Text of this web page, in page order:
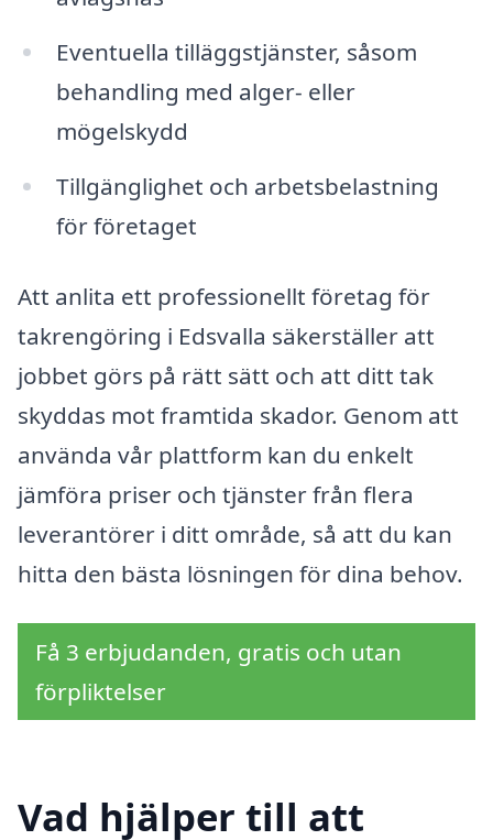
Eventuella tilläggstjänster, såsom
behandling med alger- eller
mögelskydd
Tillgänglighet och arbetsbelastning
för företaget
Att anlita ett professionellt företag för
takrengöring i Edsvalla säkerställer att
jobbet görs på rätt sätt och att ditt tak
skyddas mot framtida skador. Genom att
använda vår plattform kan du enkelt
jämföra priser och tjänster från flera
leverantörer i ditt område, så att du kan
hitta den bästa lösningen för dina behov.
Få 3 erbjudanden, gratis och utan
förpliktelser
Vad hjälper till att